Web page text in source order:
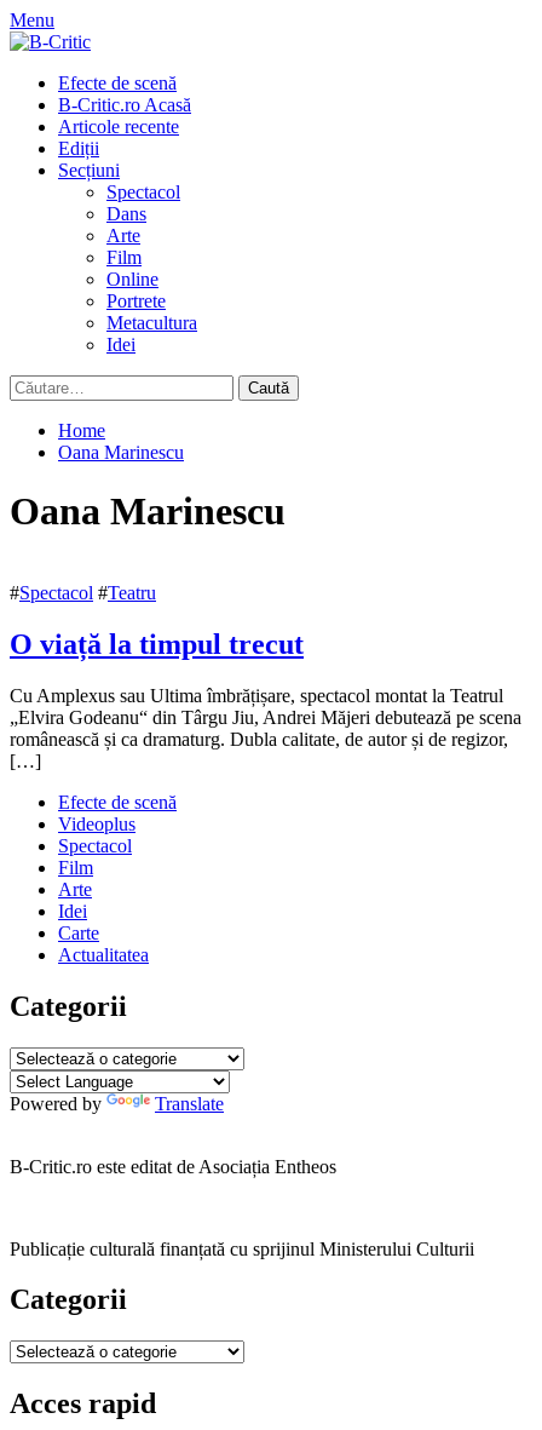
Skip
to
Menu
Primary
Menu
Efecte de scenă
B-Critic.ro Acasă
Articole recente
Ediții
Secțiuni
Spectacol
Dans
Arte
Film
Online
Portrete
Metacultura
Idei
Caută
după:
Home
Oana Marinescu
Oana Marinescu
#Spectacol #Teatru
O viață la timpul trecut
17
ianuarie
201917
ianuarie
Cu Amplexus sau Ultima îmbrățișare, spectacol montat la Teatrul
„Elvira Godeanu“ din Târgu Jiu, Andrei Măjeri debutează pe scena
românească și ca dramaturg. Dubla calitate, de autor și de regizor,
[…]
Efecte de scenă
Videoplus
Spectacol
Film
Arte
Idei
Carte
Actualitatea
Categorii
Categorii
Powered by Translate
B-Critic.ro este editat de Asociația Entheos
Publicație culturală finanțată cu sprijinul Ministerului Culturii
Categorii
Categorii
Acces rapid